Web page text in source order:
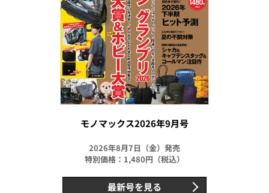
モノマックス2026年9月号
2026年8月7日（金）発売
特別価格：1,480円（税込）
最新号を見る